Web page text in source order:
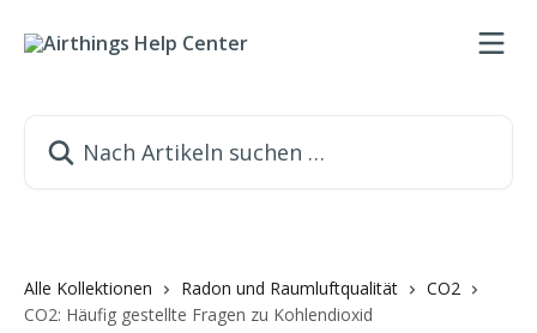
Alle Kollektionen Radon und Raumluftqualität
CO2
CO2: Häufig gestellte Fragen zu Kohlendioxid